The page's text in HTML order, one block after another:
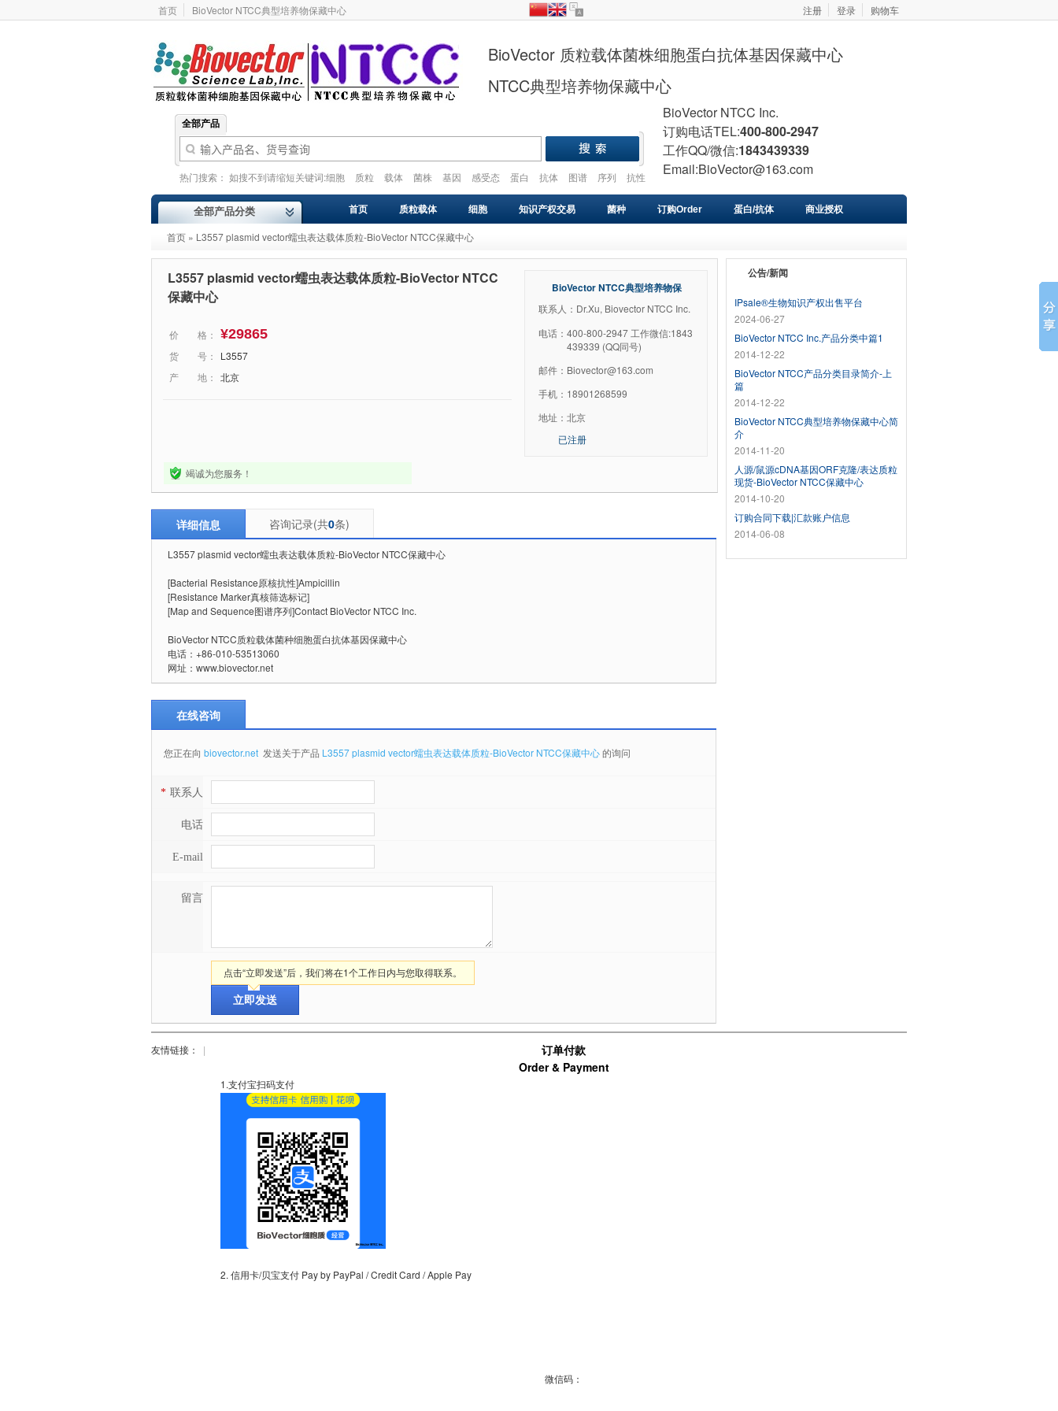
首页 BioVector NTCC典型培养物保藏中心 注册 登录 购物车
BioVector 质粒载体菌株细胞蛋白抗体基因保藏中心
NTCC典型培养物保藏中心
全部产品
热门搜索： 如搜不到请缩短关键词:细胞 质粒 载体 菌株 基因 感受态 蛋白 抗体 图谱 序列
抗性
BioVector NTCC Inc.
订购电话TEL:400-800-2947
工作QQ/微信:1843439339
Email:BioVector@163.com
全部产品分类 首页 质粒载体 细胞 知识产权交易 菌种 订购Order 蛋白/抗体 商业授权
基因库 感受态 VIRUS
首页 » L3557 plasmid vector蠕虫表达载体质粒-BioVector NTCC保藏中心
L3557 plasmid vector蠕虫表达载体质粒-BioVector NTCC
保藏中心
价 格： ¥29865
货 号：
L3557
产 地： 北京
竭诚为您服务！
BioVector NTCC典型培养物保
联系人：Dr.Xu, Biovector NTCC Inc.
电话： 400-800-2947 工作微信:1843
439339 (QQ同号)
邮件： Biovector@163.com
手机： 18901268599
地址： 北京
已注册
详细信息 咨询记录(共0条)
L3557 plasmid vector蠕虫表达载体质粒-BioVector NTCC保藏中心
[Bacterial Resistance原核抗性]Ampicillin
[Resistance Marker真核筛选标记]
[Map and Sequence图谱序列]Contact BioVector NTCC Inc.
BioVector NTCC质粒载体菌种细胞蛋白抗体基因保藏中心
电话：+86-010-53513060
网址：www.biovector.net
在线咨询
您正在向 biovector.net 发送关于产品 L3557 plasmid vector蠕虫表达载体质粒-BioVector NTCC保藏中心的询问
* 联系人
电话
E-mail
留言
点击“立即发送”后，我们将在1个工作日内与您取得联系。
公告/新闻
IPsale®生物知识产权出售平台
2024-06-27
BioVector NTCC Inc.产品分类中篇1
2014-12-22
BioVector NTCC产品分类目录简介-上
篇
2014-12-22
BioVector NTCC典型培养物保藏中心简
介
2014-11-20
人源/鼠源cDNA基因ORF克隆/表达质粒
现货-BioVector NTCC保藏中心
2014-10-20
订购合同下载|汇款账户信息
2014-06-08
友情链接： |
订单付款
Order & Payment
1.支付宝扫码支付
2. 信用卡/贝宝支付 Pay by PayPal / Credit Card / Apple Pay
微信码：